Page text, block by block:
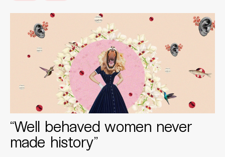
“Well behaved women never
made history”